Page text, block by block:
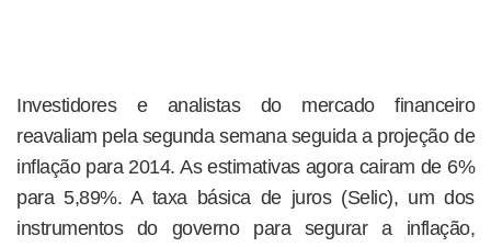
Investidores e analistas do mercado financeiro
reavaliam pela segunda semana seguida a projeção de
inflação para 2014. As estimativas agora cairam de 6%
para 5,89%. A taxa básica de juros (Selic), um dos
instrumentos do governo para segurar a inflação,